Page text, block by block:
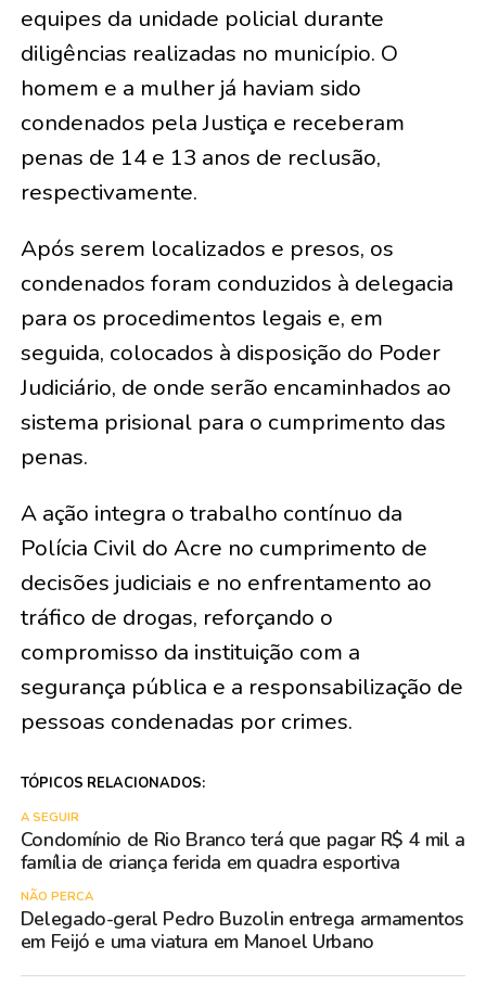
equipes da unidade policial durante
diligências realizadas no município. O
homem e a mulher já haviam sido
condenados pela Justiça e receberam
penas de 14 e 13 anos de reclusão,
respectivamente.
Após serem localizados e presos, os
condenados foram conduzidos à delegacia
para os procedimentos legais e, em
seguida, colocados à disposição do Poder
Judiciário, de onde serão encaminhados ao
sistema prisional para o cumprimento das
penas.
A ação integra o trabalho contínuo da
Polícia Civil do Acre no cumprimento de
decisões judiciais e no enfrentamento ao
tráfico de drogas, reforçando o
compromisso da instituição com a
segurança pública e a responsabilização de
pessoas condenadas por crimes.
TÓPICOS RELACIONADOS:
A SEGUIR
Condomínio de Rio Branco terá que pagar R$ 4 mil a
família de criança ferida em quadra esportiva
NÃO PERCA
Delegado-geral Pedro Buzolin entrega armamentos
em Feijó e uma viatura em Manoel Urbano